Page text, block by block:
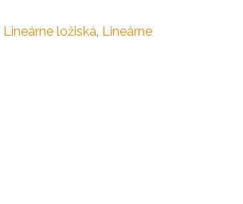
Lineárne ložiská Lineárne